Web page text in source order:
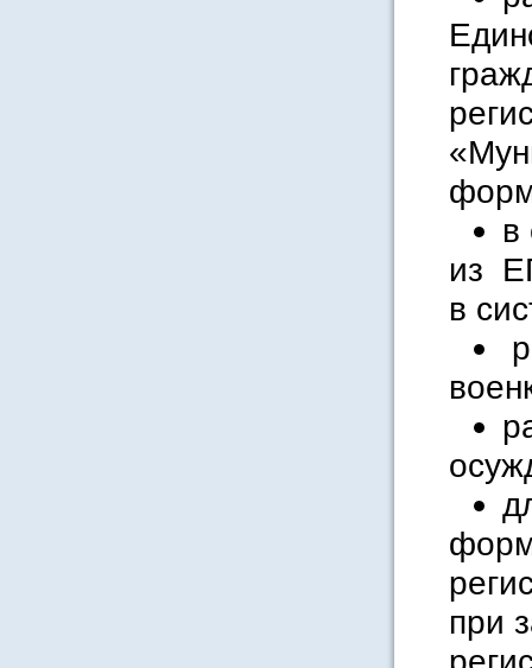
в
из
в
при